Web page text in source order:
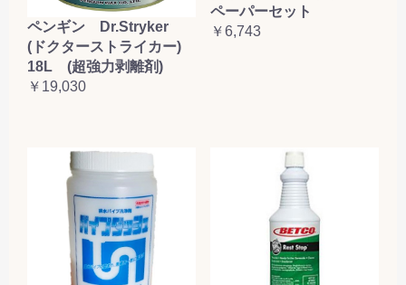
ペンギン Dr.Stryker
(ドクターストライカー)
18L (超強力剥離剤)
￥19,030
ペーパーセット
￥6,743